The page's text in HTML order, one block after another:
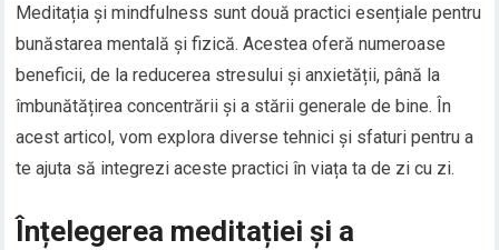
Meditația și mindfulness sunt două practici esențiale pentru
bunăstarea mentală și fizică. Acestea oferă numeroase
beneficii, de la reducerea stresului și anxietății, până la
îmbunătățirea concentrării și a stării generale de bine. În
acest articol, vom explora diverse tehnici și sfaturi pentru a
te ajuta să integrezi aceste practici în viața ta de zi cu zi.
Înțelegerea meditației și a